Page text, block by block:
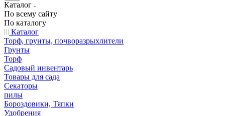
Каталог
По всему сайту
По каталогу
Каталог
Торф, грунты, почворазрыхлители
Грунты
Торф
Садовый инвентарь
Товары для сада
Секаторы
пилы
Бороздовики, Тяпки
Удобрения